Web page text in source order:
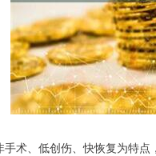
手术、低创伤、快恢复为特